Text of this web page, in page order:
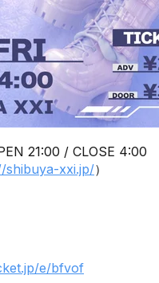
21:00 / CLOSE 4:00
shibuya-xxi.jp/）
e/bfvof